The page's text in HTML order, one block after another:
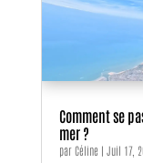
Comment se
mer ?
parCéline | Juil 17,